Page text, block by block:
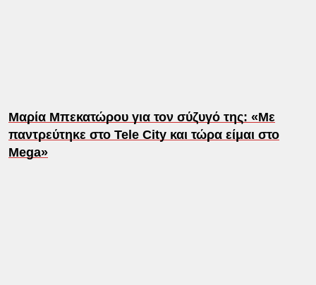
Μαρία Μπεκατώρου για τον σύζυγό της: «Με
παντρεύτηκε στο Tele City και τώρα είμαι στο
Mega»